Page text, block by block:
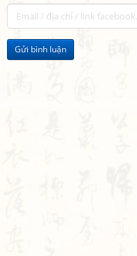
Gửi bình luận